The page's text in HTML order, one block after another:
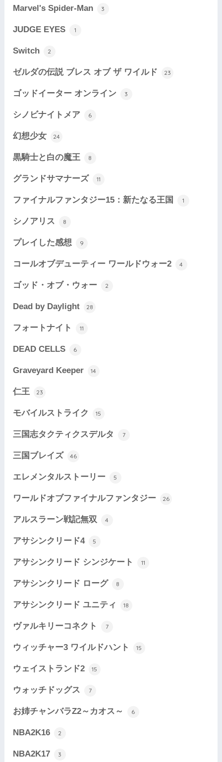
Marvel's Spider-Man 3
JUDGE EYES 1
Switch 2
ゼルダの伝説 ブレス オブ ザ ワイルド 23
ゴッドイーター オンライン 3
シノビナイトメア 6
幻想少女 24
黒騎士と白の魔王 8
グランドサマナーズ 11
ファイナルファンタジー15：新たなる王国 1
シノアリス 8
プレイした感想 9
コールオブデューティー ワールドウォー2 4
ゴッド・オブ・ウォー 2
Dead by Daylight 28
フォートナイト 11
DEAD CELLS 6
Graveyard Keeper 14
仁王 23
モバイルストライク 15
三国志タクティクスデルタ 7
三国ブレイズ 46
エレメンタルストーリー 5
ワールドオブファイナルファンタジー 26
アルスラーン戦記無双 4
アサシンクリード4 5
アサシンクリード シンジケート 11
アサシンクリード ローグ 8
アサシンクリード ユニティ 18
ヴァルキリーコネクト 7
ウィッチャー3 ワイルドハント 15
ウェイストランド2 15
ウォッチドッグス 7
お姉チャンバラZ2～カオス～ 6
NBA2K16 2
NBA2K17 3